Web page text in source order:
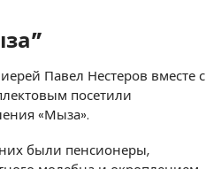
Павел Нестеров вместе с
посетили
«Мыза».
были пенсионеры,